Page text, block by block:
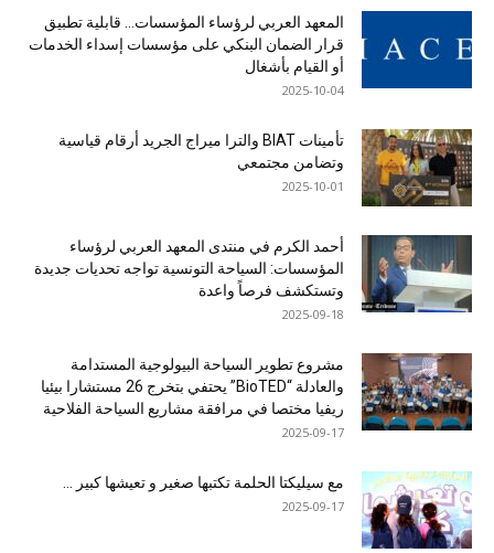
المعهد العربي لرؤساء المؤسسات… قابلية تطبيق
قرار الضمان البنكي على مؤسسات إسداء الخدمات
أو القيام بأشغال
2025-10-04
تأمينات BIAT والترا ميراج الجريد أرقام قياسية
وتضامن مجتمعي
2025-10-01
أحمد الكرم في منتدى المعهد العربي لرؤساء
المؤسسات: السياحة التونسية تواجه تحديات جديدة
وتستكشف فرصاً واعدة
2025-09-18
مشروع تطوير السياحة البيولوجية المستدامة
والعادلة “BioTED” يحتفي بتخرج 26 مستشارا بيئيا
ريفيا مختصا في مرافقة مشاريع السياحة الفلاحية
2025-09-17
مع سيليكتا الحلمة تكتبها صغير و تعيشها كبير …
2025-09-17